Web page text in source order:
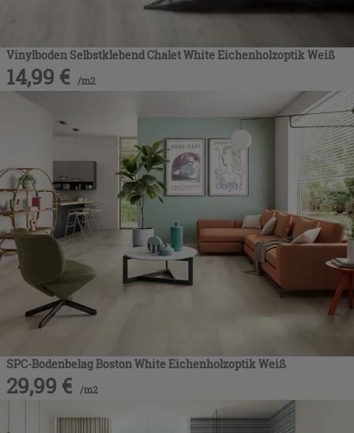
Vinylboden Selbstklebend Chalet White Eichenholzoptik Weiß
14,99 € /m2
SPC-Bodenbelag Boston White Eichenholzoptik Weiß
29,99 € /m2